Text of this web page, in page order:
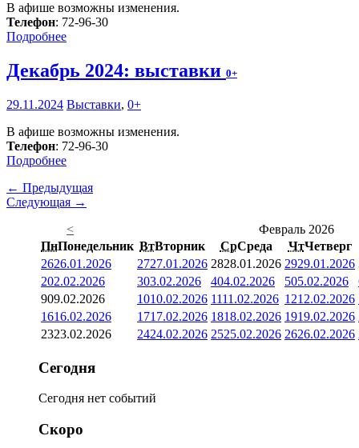
В афише возможны изменения.
Телефон: 72-96-30
Подробнее
Декабрь 2024: выставки 0+
29.11.2024 Выставки, 0+
В афише возможны изменения.
Телефон: 72-96-30
Подробнее
← Предыдущая
Следующая →
<
Февраль 2026
ПнПонедельник ВтВторник СрСреда ЧтЧетверг
2626.01.2026 2727.01.2026 2828.01.2026 2929.01.2026
202.02.2026 303.02.2026 404.02.2026 505.02.2026
909.02.2026 1010.02.2026 1111.02.2026 1212.02.2026
1616.02.2026 1717.02.2026 1818.02.2026 1919.02.2026
2323.02.2026 2424.02.2026 2525.02.2026 2626.02.2026
Сегодня
Сегодня нет событий
Скоро